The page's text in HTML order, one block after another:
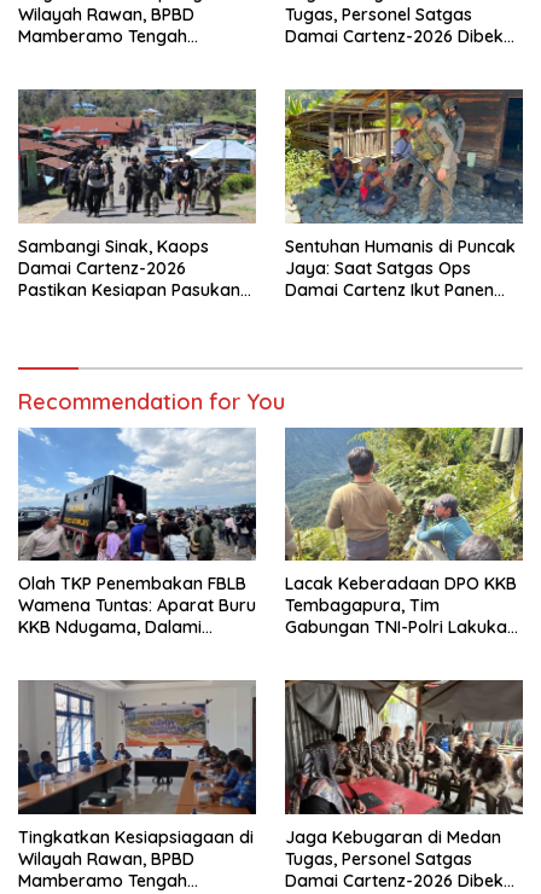
Wilayah Rawan, BPBD
Mamberamo Tengah
Tugas, Personel Satgas
Damai Cartenz-2026 Dibekali
Sambangi Sinak, Kaops
Damai Cartenz-2026
Pastikan Kesiapan Pasukan
Sentuhan Humanis di Puncak
Jaya: Saat Satgas Ops
Damai Cartenz Ikut Panen
Recommendation for You
Olah TKP Penembakan FBLB
Wamena Tuntas: Aparat Buru
KKB Ndugama, Dalami
Lacak Keberadaan DPO KKB
Tembagapura, Tim
Gabungan TNI-Polri Lakukan
Tingkatkan Kesiapsiagaan di
Wilayah Rawan, BPBD
Mamberamo Tengah
Jaga Kebugaran di Medan
Tugas, Personel Satgas
Damai Cartenz-2026 Dibekali